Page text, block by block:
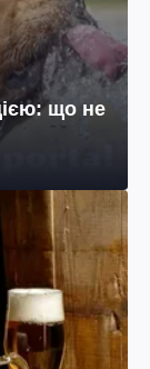
що не